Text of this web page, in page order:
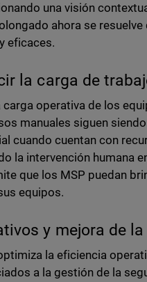
una visión
ahora se
eficaces.
la carga de
operativa de los
manuales siguen
cuando cuentan con
la intervención humana
que los MSP puedan
equipos.
y mejora de
la eficiencia
a la gestión de la